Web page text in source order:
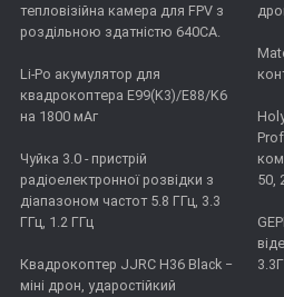
тепловізійна камера для FPV з
роздільною здатністю 640CA.
Li-Po акумулятор для
квадрокоптера E99(K3)/E88/K6
на 1800 мАг
Чуйка 3.0 - пристрій
радіоелектронної розвідки з
діапазоном частот 5.8 ГГц, 3.3
ГГц, 1.2 ГГц
Квадрокоптер JJRC H36 Black −
міні дрон, ударостійкий
50,